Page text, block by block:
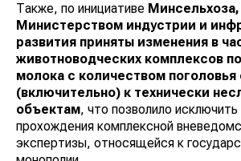
Также, по инициативе Минсельхоза,
Министерством индустрии и
развития приняты изменения в
животноводческих комплексов
молока с количеством поголовья
(включительно) к технически
объектам, что позволило
прохождения комплексной
экспертизы, относящейся к